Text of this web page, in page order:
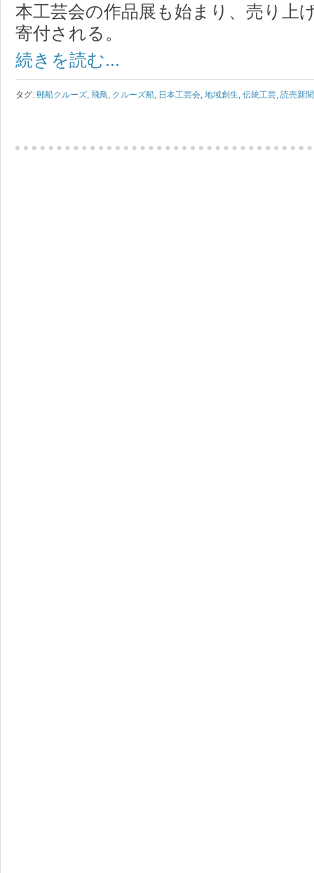
本工芸会の作品展も始まり、売り上
寄付される。
続きを読む...
タグ:郵船クルーズ ,飛鳥 クルーズ船 日本工芸会 ,地域創生 ,伝統工芸 ,読売新聞